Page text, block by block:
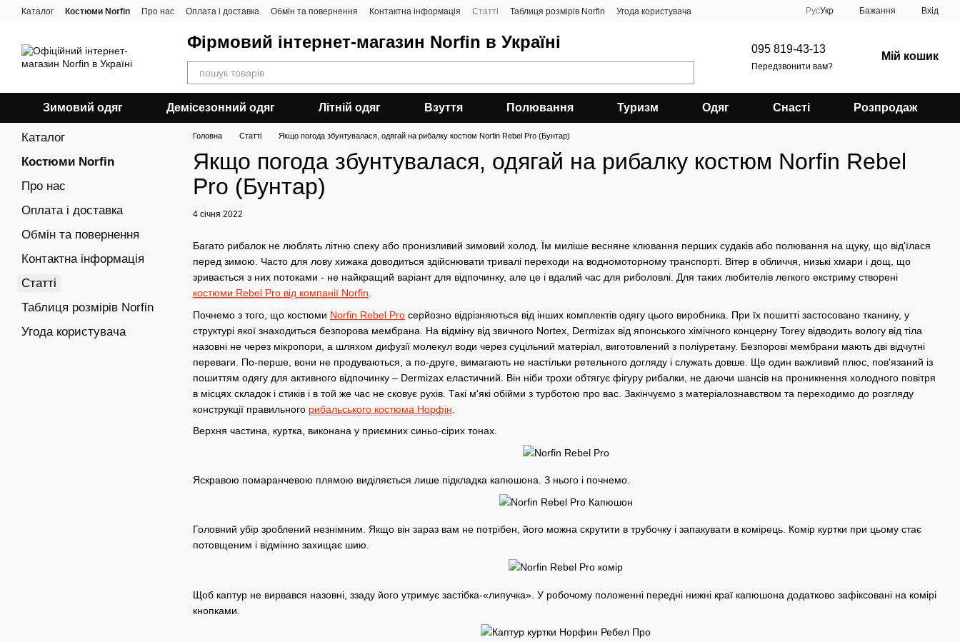
Перейти до основного контенту
Каталог Костюми Norfin Про нас Оплата і доставка Обмін та повернення Контактна інформація Статті Таблиця розмірів Norfin Угода користувача РусУкр Бажання Вхід
Фірмовий інтернет-магазин Norfin в Україні 095 819-43-13
Передзвонити вам?
Мій кошик
Зимовий одяг Демісезонний одяг Літній одяг Взуття Полювання Туризм Одяг Снасті Розпродаж
Головна Статті Якщо погода збунтувалася, одягай на рибалку костюм Norfin Rebel Pro (Бунтар)
Якщо погода збунтувалася, одягай на рибалку костюм Norfin Rebel
Pro (Бунтар)
4 січня 2022
Багато рибалок не люблять літню спеку або пронизливий зимовий холод. Їм миліше весняне клювання перших судаків або полювання на щуку, що від'їлася
перед зимою. Часто для лову хижака доводиться здійснювати тривалі переходи на водномоторному транспорті. Вітер в обличчя, низькі хмари і дощ, що
зривається з них потоками - не найкращий варіант для відпочинку, але це і вдалий час для риболовлі. Для таких любителів легкого екстриму створені
костюми Rebel Pro від компанії Norfin.
Почнемо з того, що костюми Norfin Rebel Pro серйозно відрізняються від інших комплектів одягу цього виробника. При їх пошитті застосовано тканину, у
структурі якої знаходиться безпорова мембрана. На відміну від звичного Nortex, Dermizax від японського хімічного концерну Torey відводить вологу від тіла
назовні не через мікропори, а шляхом дифузії молекул води через суцільний матеріал, виготовлений з поліуретану. Безпорові мембрани мають дві відчутні
переваги. По-перше, вони не продуваються, а по-друге, вимагають не настільки ретельного догляду і служать довше. Ще один важливий плюс, пов'язаний із
пошиттям одягу для активного відпочинку – Dermizax еластичний. Він ніби трохи обтягує фігуру рибалки, не даючи шансів на проникнення холодного повітря
в місцях складок і стиків і в той же час не сковує рухів. Такі м'які обійми з турботою про вас. Закінчуємо з матеріалознавством та переходимо до розгляду
конструкції правильного рибальського костюма Норфін
Верхня частина, куртка, виконана у приємних синьо-сірих тонах.
Яскравою помаранчевою плямою виділяється лише підкладка капюшона. З нього і почнемо.
Головний убір зроблений незнімним. Якщо він зараз вам не потрібен, його можна скрутити в трубочку і запакувати в комірець. Комір куртки при цьому стає
потовщеним і відмінно захищає шию.
Щоб каптур не вирвався назовні, ззаду його утримує застібка-«липучка». У робочому положенні передні нижні краї капюшона додатково зафіксовані на комірі
кнопками.
Каталог
Костюми Norfin
Про нас
Оплата і доставка
Обмін та повернення
Контактна інформація
Статті
Таблиця розмірів Norfin
Угода користувача